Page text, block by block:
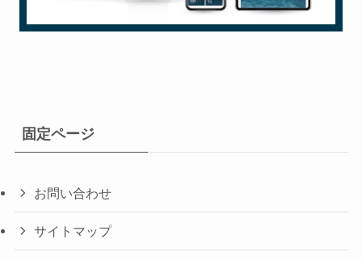
固定ページ
お問い合わせ
サイトマップ